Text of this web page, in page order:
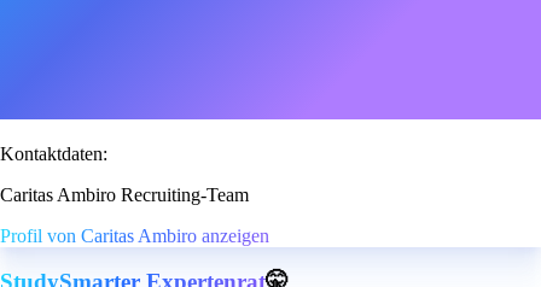
Kontaktdaten:
Caritas Ambiro Recruiting-Team
Profil von Caritas Ambiro anzeigen